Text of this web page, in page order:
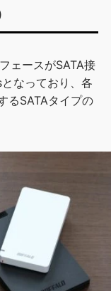
ェースがSATA接
なっており、各
るSATAタイプの